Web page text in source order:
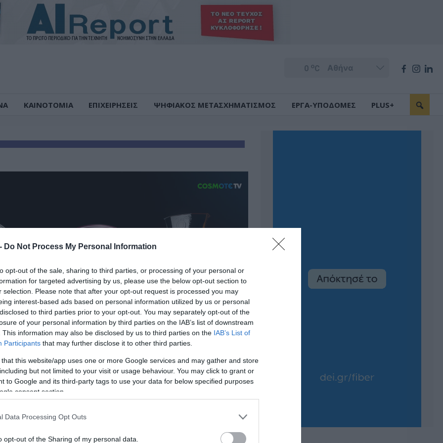
Do Not Process My Personal Information
opt-out of the sale, sharing to third parties, or processing of your personal or
for targeted advertising by us, please use the below opt-out section to
selection. Please note that after your opt-out request is processed you may
interest-based ads based on personal information utilized by us or personal
to third parties prior to your opt-out. You may separately opt-out of the
of your personal information by third parties on the IAB’s list of downstream
This information may also be disclosed by us to third parties on the IAB’s List of
Participants that may further disclose it to other third parties.
that this website/app uses one or more Google services and may gather and store
but not limited to your visit or usage behaviour. You may click to grant or
to Google and its third-party tags to use your data for below specified purposes
consent section.
Data Processing Opt Outs
opt-out of the Sharing of my personal data.
0 oC
ΚΑΙΝΟΤΟΜΙΑ ΕΠΙΧΕΙΡΗΣΕΙΣ ΨΗΦΙΑΚΟΣ ΜΕΤΑΣΧΗΜΑΤΙΣΜΟΣ ΕΡΓΑ-ΥΠΟΔΟΜΕΣ PLUS+